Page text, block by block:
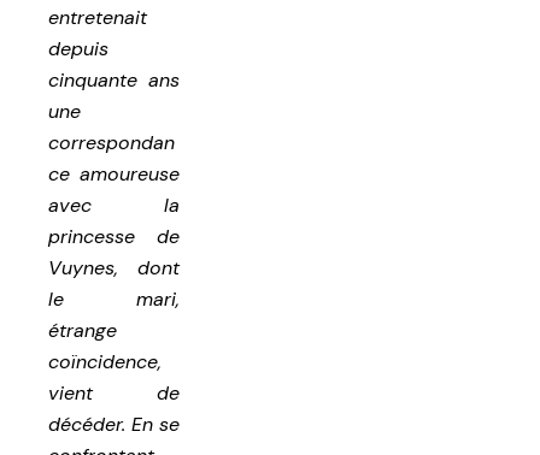
entretenait
depuis
cinquante ans
une
correspondan
ce amoureuse
avec la
princesse de
Vuynes, dont
le mari,
étrange
coïncidence,
vient de
décéder. En se